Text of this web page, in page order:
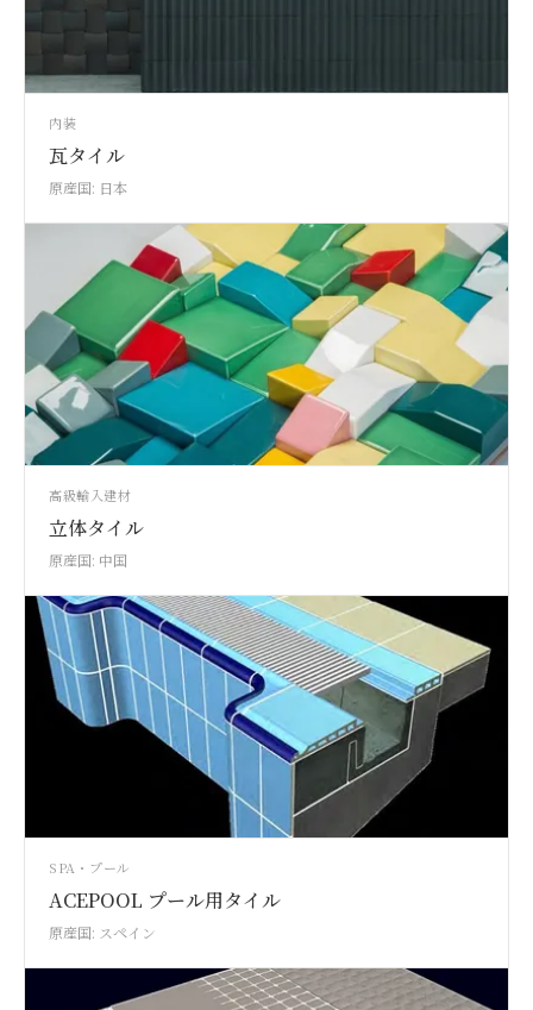
内装
瓦タイル
原産国: 日本
高級輸入建材
立体タイル
原産国: 中国
SPA・プール
ACEPOOL プール用タイル
原産国: スペイン